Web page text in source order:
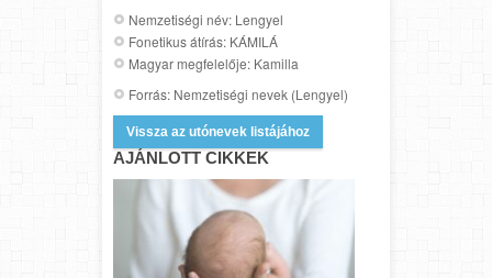
Nemzetiségi név: Lengyel
Fonetikus átírás: KÁMILÁ
Magyar megfelelője: Kamilla
Forrás: Nemzetiségi nevek (Lengyel)
Vissza az utónevek listájához
AJÁNLOTT CIKKEK